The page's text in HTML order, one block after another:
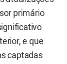
primário
e que
captadas